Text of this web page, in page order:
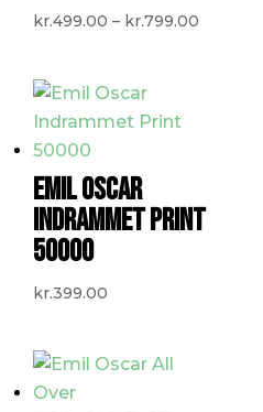
kr.499.00 – kr.799.00
EMIL OSCAR
INDRAMMET PRINT
50000
kr.399.00